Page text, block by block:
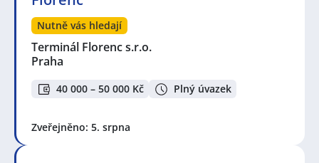
Nutně vás hledají
Terminál Florenc s.r.o.
Praha
40 000 – 50 000 Kč Plný úvazek
Zveřejněno: 5. srpna